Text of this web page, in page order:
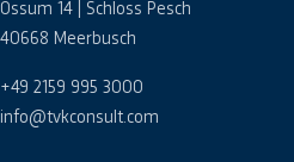
Ossum 14 | Schloss Pesch
40668 Meerbusch
+49 2159 995 3000
info@tvkconsult.com